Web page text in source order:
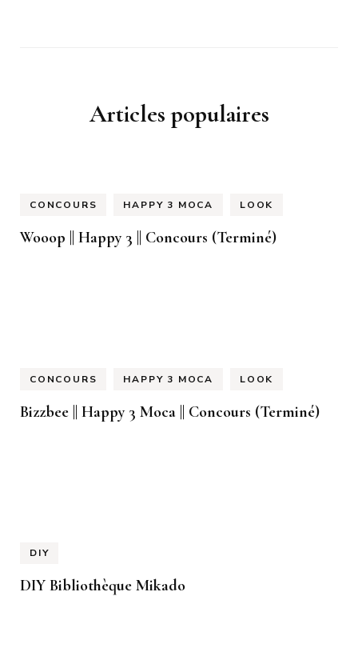
Articles populaires
CONCOURS HAPPY 3 MOCA LOOK
Wooop || Happy 3 || Concours (Terminé)
CONCOURS HAPPY 3 MOCA LOOK
Bizzbee || Happy 3 Moca || Concours (Terminé)
DIY
DIY Bibliothèque Mikado